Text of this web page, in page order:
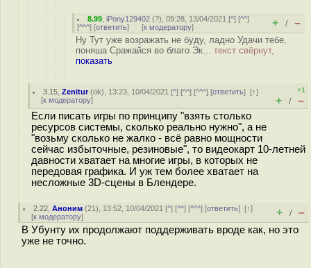
8.99 ,iPony129402 (?), 09:28, 13/04/2021 [^] [^^]
[^^^] [ответить] [к модератору] + / –
Ну Тут уже возражать не буду, ладно Удачи тебе,
поняша Сражайся во благо Эк... текст свёрнут,
показать
3.15 ,Zenitur(ok), 13:23, 10/04/2021 [^] [^^] [^^^] [ответить][↑]
[к модератору]
+1
+ / –
Если писать игры по принципу "взять столько
ресурсов системы, сколько реально нужно", а не
"возьму сколько не жалко - всё равно мощности
сейчас избыточные, резиновые", то видеокарт 10-летней
давности хватает на многие игры, в которых не
передовая графика. И уж тем более хватает на
несложные 3D-сцены в Блендере.
2.22 ,Аноним (21), 13:52, 10/04/2021 [^] [^^] [^^^] [ответить][↑]
[к модератору] + / –
В Убунту их продолжают поддерживать вроде как, но это
уже не точно.